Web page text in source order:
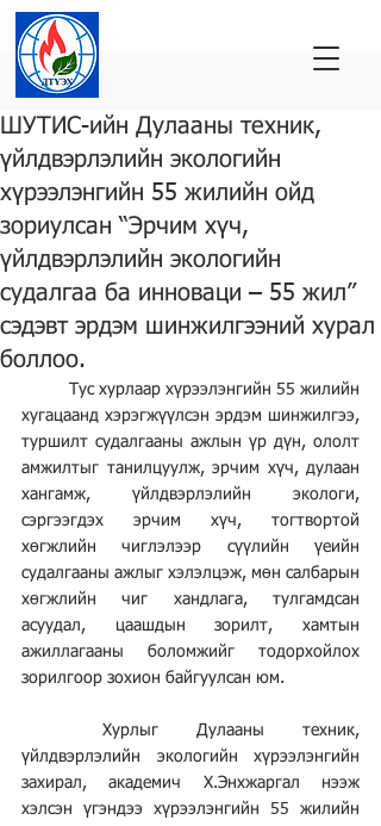
ШУТИС-ийн Дулааны техник,
үйлдвэрлэлийн экологийн
хүрээлэнгийн 55 жилийн ойд
зориулсан “Эрчим хүч,
үйлдвэрлэлийн экологийн
судалгаа ба инноваци – 55 жил”
сэдэвт эрдэм шинжилгээний хурал
боллоо.
хугацаанд хэрэгжүүлсэн эрдэм шинжилгээ,
туршилт судалгааны ажлын үр дүн, ололт
амжилтыг танилцуулж, эрчим хүч, дулаан
хангамж, үйлдвэрлэлийн экологи,
сэргээгдэх эрчим хүч, тогтвортой
хөгжлийн чиглэлээр сүүлийн үеийн
судалгааны ажлыг хэлэлцэж, мөн салбарын
хөгжлийн чиг хандлага, тулгамдсан
асуудал, цаашдын зорилт, хамтын
ажиллагааны боломжийг тодорхойлох
зорилгоор зохион байгуулсан юм.
үйлдвэрлэлийн экологийн хүрээлэнгийн
захирал, академич Х.Энхжаргал нээж
хэлсэн үгэндээ хүрээлэнгийн 55 жилийн